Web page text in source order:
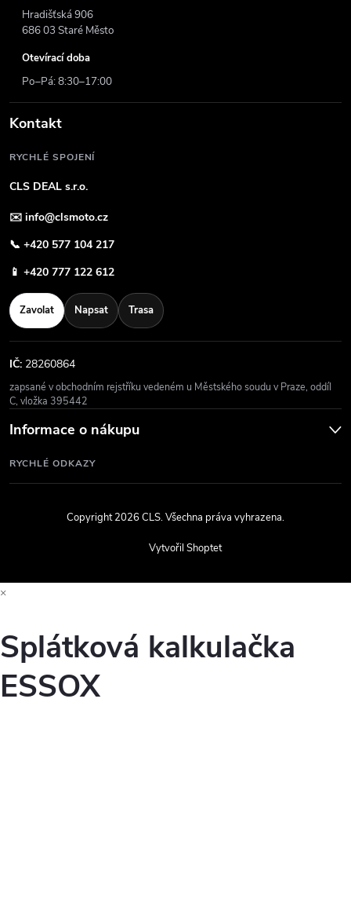
Hradišťská 906
686 03 Staré Město
Otevírací doba
Po–Pá: 8:30–17:00
Kontakt
RYCHLÉ SPOJENÍ
CLS DEAL s.r.o.
✉️ info@clsmoto.cz
📞 +420 577 104 217
📱 +420 777 122 612
Zavolat Napsat Trasa
IČ: 28260864
zapsané v obchodním rejstříku vedeném u Městského soudu v Praze, oddíl
C, vložka 395442
Informace o nákupu
RYCHLÉ ODKAZY
Vytvořil Shoptet
Copyright 2026CLS. Všechna práva vyhrazena.
×
Splátková kalkulačka
ESSOX